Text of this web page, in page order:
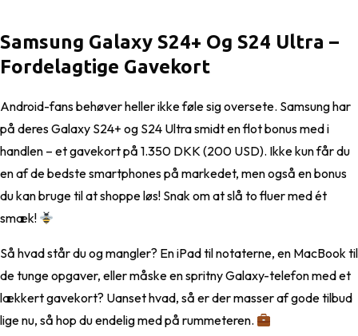
Samsung Galaxy S24+ Og S24 Ultra –
Fordelagtige Gavekort
Android-fans behøver heller ikke føle sig oversete. Samsung har
på deres Galaxy S24+ og S24 Ultra smidt en flot bonus med i
handlen – et gavekort på 1.350 DKK (200 USD). Ikke kun får du
en af de bedste smartphones på markedet, men også en bonus
du kan bruge til at shoppe løs! Snak om at slå to fluer med ét
smæk!
Så hvad står du og mangler? En iPad til notaterne, en MacBook til
de tunge opgaver, eller måske en spritny Galaxy-telefon med et
lækkert gavekort? Uanset hvad, så er der masser af gode tilbud
lige nu, så hop du endelig med på rummeteren.